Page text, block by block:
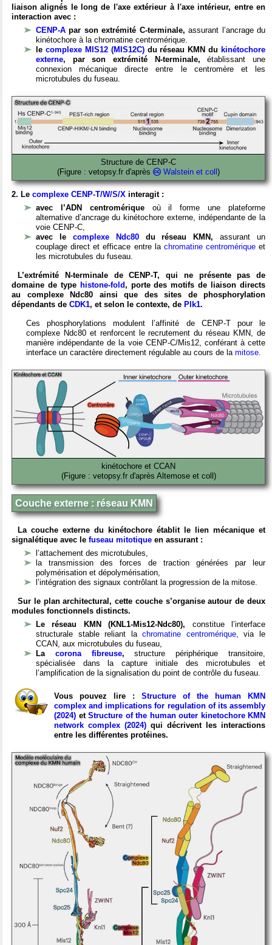
liaison alignés le long de l'axe extérieur à l'axe intérieur, entre en
interaction avec :
CENP-A par son extrémité C-terminale, assurant l’ancrage du
kinétochore à la chromatine centromérique.
le complexe MIS12 (MIS12C)du réseau KMN du kinétochore
externe, par son extrémité N-terminale, établissant une
connexion mécanique directe entre le centromère et les
microtubules du fuseau.
Structure de CENP-C
(Figure : vetopsy.fr d'après
Walstein et coll )
2. Le complexe CENP-T/W/S/X interagit :
avec l’ADN centromériqueoù il forme une plateforme
alternative d’ancrage du kinétochore externe, indépendante de la
voie CENP-C,
avec le complexe Ndc80du réseau KMN, assurant un
couplage direct et efficace entre la chromatine centromériqueet
les microtubules du fuseau.
L’extrémité N-terminale de CENP-T, qui ne présente pas de
domaine de type histone-fold, porte des motifs de liaison directs
au complexe Ndc80 ainsi que des sites de phosphorylation
dépendants de CDK1, et selon le contexte, de Plk1.
Ces phosphorylations modulent l’affinité de CENP-T pour le
complexe Ndc80 et renforcent le recrutement du réseau KMN, de
manière indépendante de la voie CENP-C/Mis12, conférant à cette
interface un caractère directement régulable au cours de la mitose.
kinétochore et CCAN
(Figure : vetopsy.fr d'après Altemose et coll)
Couche externe : réseau KMN
La couche externe du kinétochore établit le lien mécanique et
signalétique avec le fuseau mitotique en assurant :
l’attachement des microtubules,
la transmission des forces de traction générées par leur
polymérisation et dépolymérisation,
l’intégration des signaux contrôlant la progression de la mitose.
Sur le plan architectural, cette couche s’organise autour de deux
modules fonctionnels distincts.
Le réseau KMN (KNL1-Mis12-Ndc80), constitue l’interface
structurale stable reliant lachromatine centromérique, via le
CCAN, aux microtubules du fuseau,
La corona fibreuse, structure périphérique transitoire,
spécialisée dans la capture initiale des microtubules et
l’amplification de la signalisation du point de contrôle du fuseau.
Vous pouvez lire : Structure of the human KMN
complex and implications for regulation of its assembly
(2024) et Structure of the human outer kinetochore KMN
network complex (2024) qui décrivent les interactions
entre les différentes protéines.